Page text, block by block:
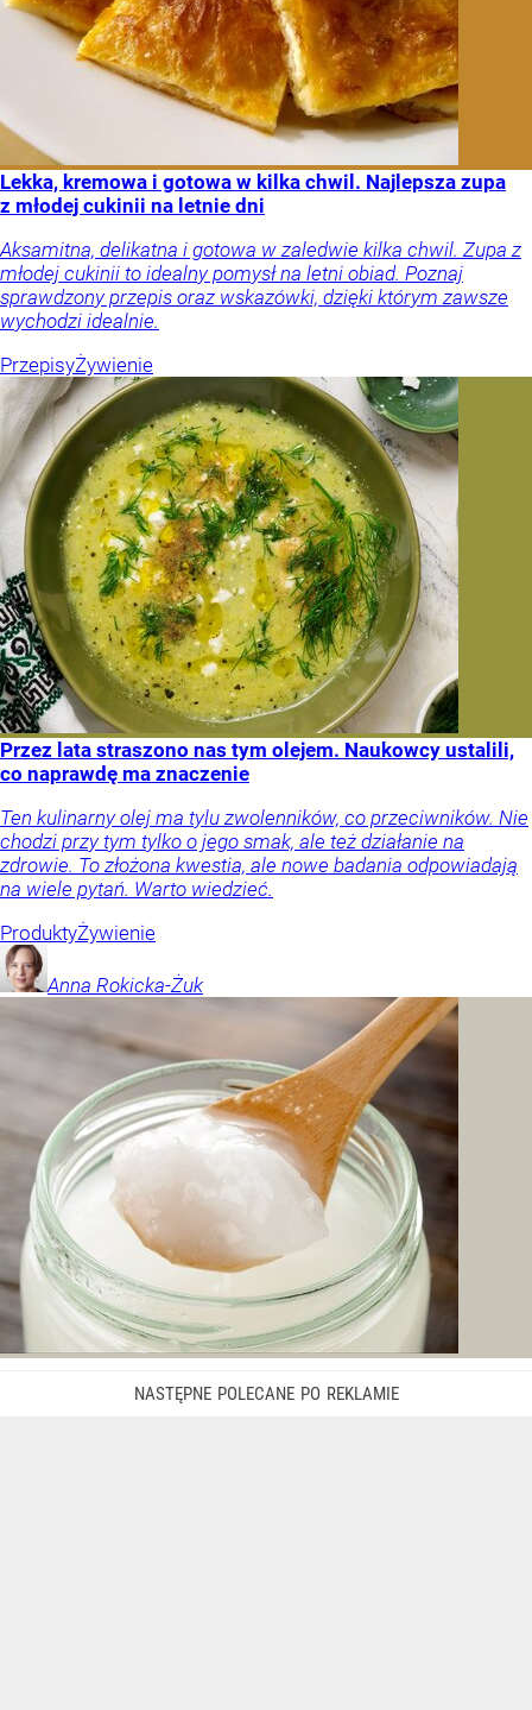
Lekka, kremowa i gotowa w kilka chwil. Najlepsza zupa
z młodej cukinii na letnie dni
Aksamitna, delikatna i gotowa w zaledwie kilka chwil. Zupa z
młodej cukinii to idealny pomysł na letni obiad. Poznaj
sprawdzony przepis oraz wskazówki, dzięki którym zawsze
wychodzi idealnie.
PrzepisyŻywienie
Przez lata straszono nas tym olejem. Naukowcy ustalili,
co naprawdę ma znaczenie
Ten kulinarny olej ma tylu zwolenników, co przeciwników. Nie
chodzi przy tym tylko o jego smak, ale też działanie na
zdrowie. To złożona kwestia, ale nowe badania odpowiadają
na wiele pytań. Warto wiedzieć.
ProduktyŻywienie
Anna Rokicka-Żuk